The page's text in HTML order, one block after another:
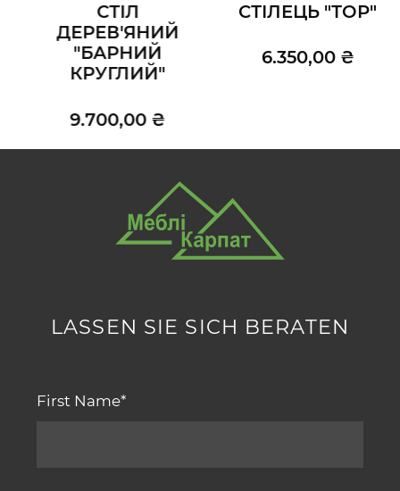
СТІЛ
ДЕРЕВ'ЯНИЙ
"БАРНИЙ
КРУГЛИЙ"
9.700,00 ₴
СТІЛЕЦЬ "ТОР"
6.350,00 ₴
LASSEN SIE SICH BERATEN
First Name